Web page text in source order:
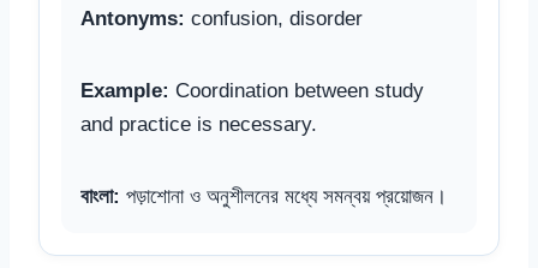
Antonyms: confusion, disorder
Example: Coordination between study
and practice is necessary.
বাংলা: পড়াশোনা ও অনুশীলনের মধ্যে সমন্বয় প্রয়োজন।